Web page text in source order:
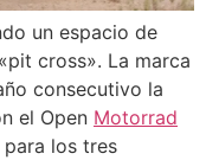
un espacio de
cross». La marca
consecutivo la
el Open Motorrad
los tres